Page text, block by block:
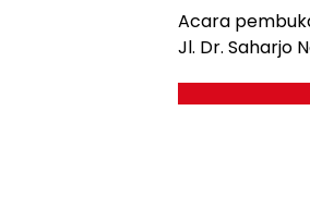
Acara
Jl. Dr. Saharjo